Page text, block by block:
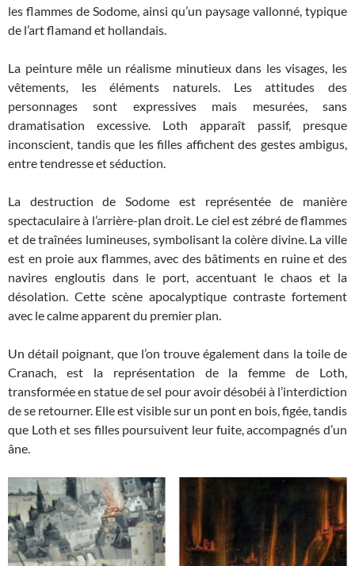
les flammes de Sodome, ainsi qu’un paysage vallonné, typique
de l’art flamand et hollandais.
La peinture mêle un réalisme minutieux dans les visages, les
vêtements, les éléments naturels. Les attitudes des
personnages sont expressives mais mesurées, sans
dramatisation excessive. Loth apparaît passif, presque
inconscient, tandis que les filles affichent des gestes ambigus,
entre tendresse et séduction.
La destruction de Sodome est représentée de manière
spectaculaire à l’arrière-plan droit. Le ciel est zébré de flammes
et de traînées lumineuses, symbolisant la colère divine. La ville
est en proie aux flammes, avec des bâtiments en ruine et des
navires engloutis dans le port, accentuant le chaos et la
désolation. Cette scène apocalyptique contraste fortement
avec le calme apparent du premier plan.
Un détail poignant, que l’on trouve également dans la toile de
Cranach, est la représentation de la femme de Loth,
transformée en statue de sel pour avoir désobéi à l’interdiction
de se retourner. Elle est visible sur un pont en bois, figée, tandis
que Loth et ses filles poursuivent leur fuite, accompagnés d’un
âne.